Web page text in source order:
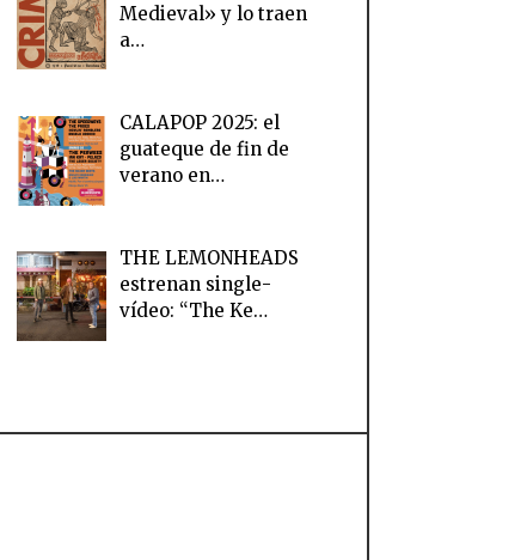
Medieval» y lo traen
a…
CALAPOP 2025: el
guateque de fin de
verano en…
THE LEMONHEADS
estrenan single-
vídeo: “The Ke…